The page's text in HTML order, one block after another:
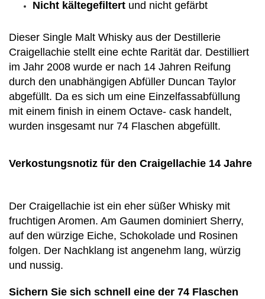
Nicht kältegefiltert und nicht gefärbt
Dieser Single Malt Whisky aus der Destillerie
Craigellachie stellt eine echte Rarität dar. Destilliert
im Jahr 2008 wurde er nach 14 Jahren Reifung
durch den unabhängigen Abfüller Duncan Taylor
abgefüllt. Da es sich um eine Einzelfassabfüllung
mit einem finish in einem Octave- cask handelt,
wurden insgesamt nur 74 Flaschen abgefüllt.
Verkostungsnotiz für den Craigellachie 14 Jahre
Der Craigellachie ist ein eher süßer Whisky mit
fruchtigen Aromen. Am Gaumen dominiert Sherry,
auf den würzige Eiche, Schokolade und Rosinen
folgen. Der Nachklang ist angenehm lang, würzig
und nussig.
Sichern Sie sich schnell eine der 74 Flaschen